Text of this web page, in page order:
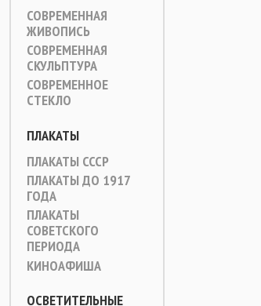
СОВРЕМЕННАЯ
ЖИВОПИСЬ
СОВРЕМЕННАЯ
СКУЛЬПТУРА
СОВРЕМЕННОЕ
СТЕКЛО
ПЛАКАТЫ
ПЛАКАТЫ СССР
ПЛАКАТЫ ДО 1917
ГОДА
ПЛАКАТЫ
СОВЕТСКОГО
ПЕРИОДА
КИНОАФИША
ОСВЕТИТЕЛЬНЫЕ